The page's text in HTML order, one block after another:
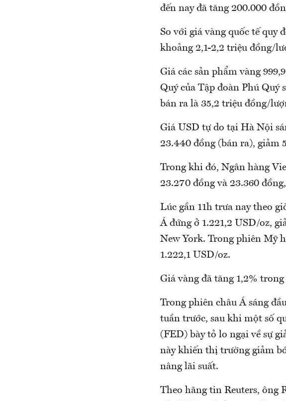
đến nay đã tăng 200.000
So với giá vàng quốc tế quy
khoảng 2,1-2,2 triệu đồng/
Giá các sản phẩm vàng
Quý của Tập đoàn Phú Quý
bán ra là 35,2 triệu đồng/
Giá USD tự do tại Hà Nội
23.440 đồng (bán ra), giảm
Trong khi đó, Ngân hàng
23.270 đồng và 23.360
Lúc gần 11h trưa nay theo
Á đứng ở 1.221,2 USD/oz,
New York. Trong phiên Mỹ
1.222,1 USD/oz.
Giá vàng đã tăng 1,2%
Trong phiên châu Á sáng
tuần trước, sau khi một số
(FED) bày tỏ lo ngại về sự
này khiến thị trường giảm
nâng lãi suất.
Theo hãng tin Reuters, ông